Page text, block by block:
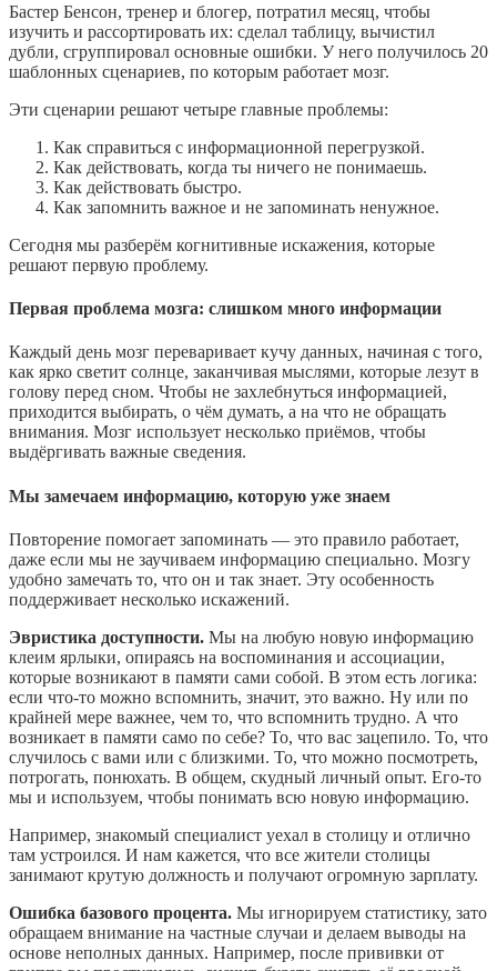
Бастер Бенсон, тренер и блогер, потратил месяц, чтобы
изучить и рассортировать их: сделал таблицу, вычистил
дубли, сгруппировал основные ошибки. У него получилось 20
шаблонных сценариев, по которым работает мозг.
Эти сценарии решают четыре главные проблемы:
Как справиться с информационной перегрузкой.
Как действовать, когда ты ничего не понимаешь.
Как действовать быстро.
Как запомнить важное и не запоминать ненужное.
Сегодня мы разберём когнитивные искажения, которые
решают первую проблему.
Первая проблема мозга: слишком много информации
Каждый день мозг переваривает кучу данных, начиная с того,
как ярко светит солнце, заканчивая мыслями, которые лезут в
голову перед сном. Чтобы не захлебнуться информацией,
приходится выбирать, о чём думать, а на что не обращать
внимания. Мозг использует несколько приёмов, чтобы
выдёргивать важные сведения.
Мы замечаем информацию, которую уже знаем
Повторение помогает запоминать — это правило работает,
даже если мы не заучиваем информацию специально. Мозгу
удобно замечать то, что он и так знает. Эту особенность
поддерживает несколько искажений.
Эвристика доступности. Мы на любую новую информацию
клеим ярлыки, опираясь на воспоминания и ассоциации,
которые возникают в памяти сами собой. В этом есть логика:
если что-то можно вспомнить, значит, это важно. Ну или по
крайней мере важнее, чем то, что вспомнить трудно. А что
возникает в памяти само по себе? То, что вас зацепило. То, что
случилось с вами или с близкими. То, что можно посмотреть,
потрогать, понюхать. В общем, скудный личный опыт. Его-то
мы и используем, чтобы понимать всю новую информацию.
Например, знакомый специалист уехал в столицу и отлично
там устроился. И нам кажется, что все жители столицы
занимают крутую должность и получают огромную зарплату.
Ошибка базового процента. Мы игнорируем статистику, зато
обращаем внимание на частные случаи и делаем выводы на
основе неполных данных. Например, после прививки от